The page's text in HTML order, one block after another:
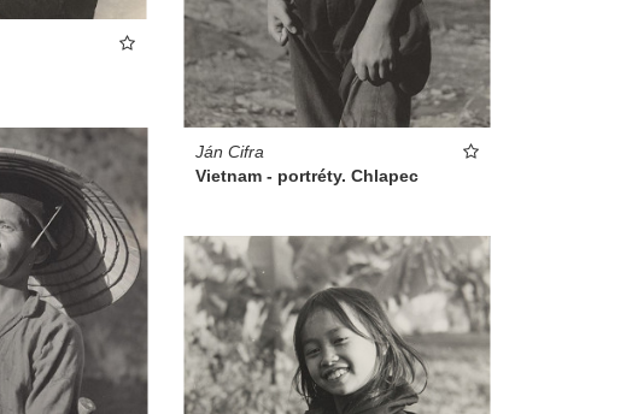
Ján Cifra
Vietnam - portréty. Chlapec